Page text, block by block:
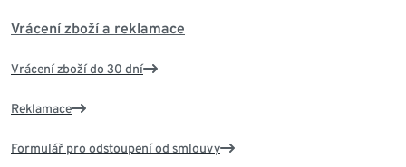
Vrácení zboží a reklamace
Vrácení zboží do 30 dní
Reklamace
Formulář pro odstoupení od smlouvy